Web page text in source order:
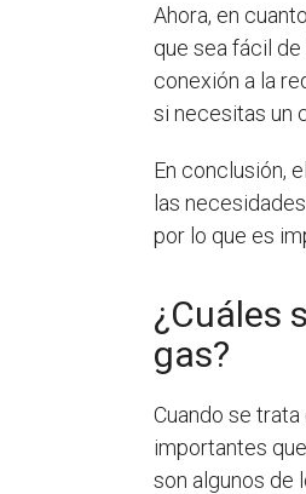
Ahora, en
que sea fácil
conexión a la
si necesitas un
En conclusión, el
las
por lo que es
¿Cuáles
gas?
Cuando se
importantes
son algunos de